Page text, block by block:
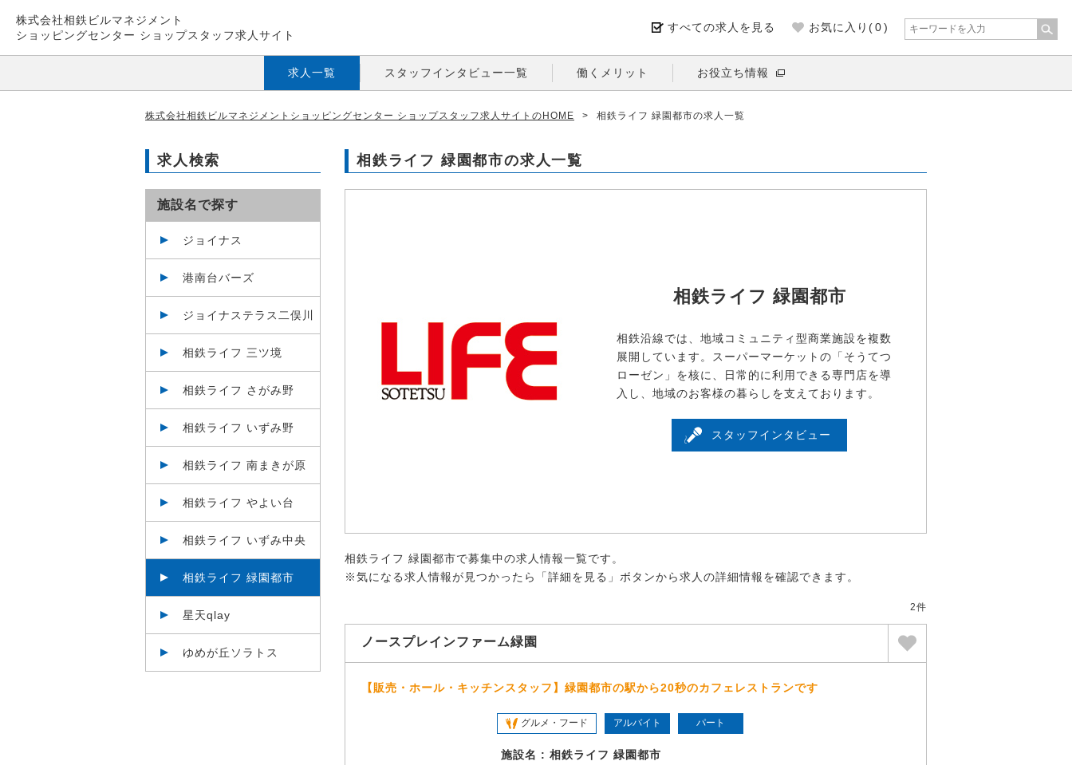
株式会社相鉄ビルマネジメント
ショッピングセンター ショップスタッフ求人サイト
すべての求人を見る お気に入り(0)
求人一覧 スタッフインタビュー一覧 働くメリット お役立ち情報
株式会社相鉄ビルマネジメントショッピングセンター ショップスタッフ求人サイトのHOME > 相鉄ライフ 緑園都市の求人一覧
求人検索
施設名で探す
ジョイナス
港南台バーズ
ジョイナステラス二俣川
相鉄ライフ 三ツ境
相鉄ライフ さがみ野
相鉄ライフ いずみ野
相鉄ライフ 南まきが原
相鉄ライフ やよい台
相鉄ライフ いずみ中央
相鉄ライフ 緑園都市
星天qlay
ゆめが丘ソラトス
相鉄ライフ 緑園都市の求人一覧
相鉄ライフ 緑園都市
相鉄沿線では、地域コミュニティ型商業施設を複数
展開しています。スーパーマーケットの「そうてつ
ローゼン」を核に、日常的に利用できる専門店を導
入し、地域のお客様の暮らしを支えております。
スタッフインタビュー
相鉄ライフ 緑園都市で募集中の求人情報一覧です。
※気になる求人情報が見つかったら「詳細を見る」ボタンから求人の詳細情報を確認できます。
2件
ノースプレインファーム緑園
【販売・ホール・キッチンスタッフ】緑園都市の駅から20秒のカフェレストランです
グルメ・フード アルバイト パート
施設名 : 相鉄ライフ 緑園都市